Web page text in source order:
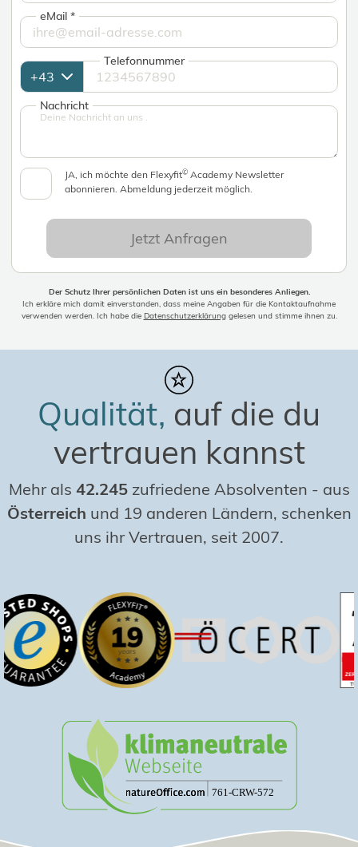
eMail*
Telefonnummer
Nachricht
JA, ich möchte den Flexyfit© Academy Newsletter
abonnieren. Abmeldung jederzeit möglich.
Jetzt Anfragen
Der Schutz Ihrer persönlichen Daten ist uns ein besonderes Anliegen.
Ich erkläre mich damit einverstanden, dass meine Angaben für die Kontaktaufnahme
verwenden werden. Ich habe die Datenschutzerklärunggelesen und stimme ihnen zu.
Qualität, auf die du
vertrauen kannst
Mehr als 42.245 zufriedene Absolventen - aus
Österreich und 19 anderen Ländern, schenken
uns ihr Vertrauen, seit 2007.